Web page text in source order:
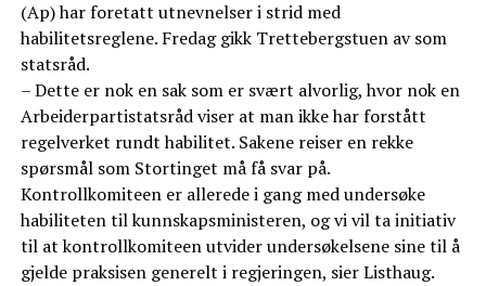
(Ap) har foretatt utnevnelser i strid med
habilitetsreglene. Fredag gikk Trettebergstuen av som
statsråd.
– Dette er nok en sak som er svært alvorlig, hvor nok en
Arbeiderpartistatsråd viser at man ikke har forstått
regelverket rundt habilitet. Sakene reiser en rekke
spørsmål som Stortinget må få svar på.
Kontrollkomiteen er allerede i gang med undersøke
habiliteten til kunnskapsministeren, og vi vil ta initiativ
til at kontrollkomiteen utvider undersøkelsene sine til å
gjelde praksisen generelt i regjeringen, sier Listhaug.